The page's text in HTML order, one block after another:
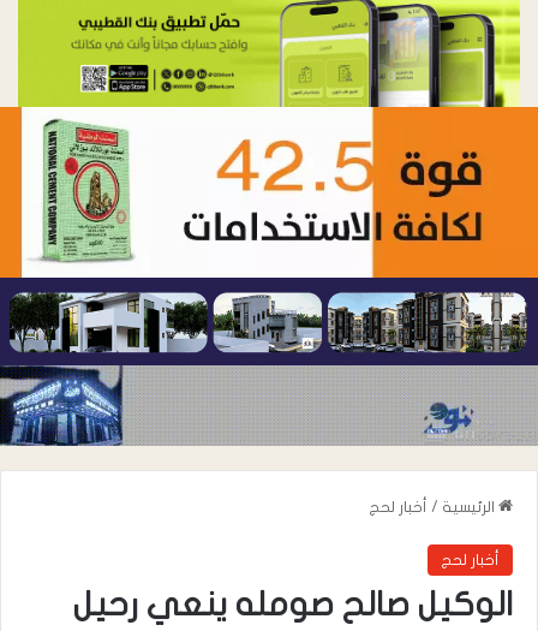
الرئيسية / أخبار لحج
أخبار لحج
الوكيل صالح صومله ينعي رحيل